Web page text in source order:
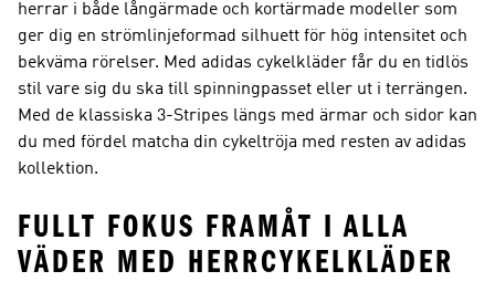
herrar i både långärmade och kortärmade modeller som
ger dig en strömlinjeformad silhuett för hög intensitet och
bekväma rörelser. Med adidas cykelkläder får du en tidlös
stil vare sig du ska till spinningpasset eller ut i terrängen.
Med de klassiska 3-Stripes längs med ärmar och sidor kan
du med fördel matcha din cykeltröja med resten av adidas
kollektion.
FULLT FOKUS FRAMÅT I ALLA
VÄDER MED HERRCYKELKLÄDER